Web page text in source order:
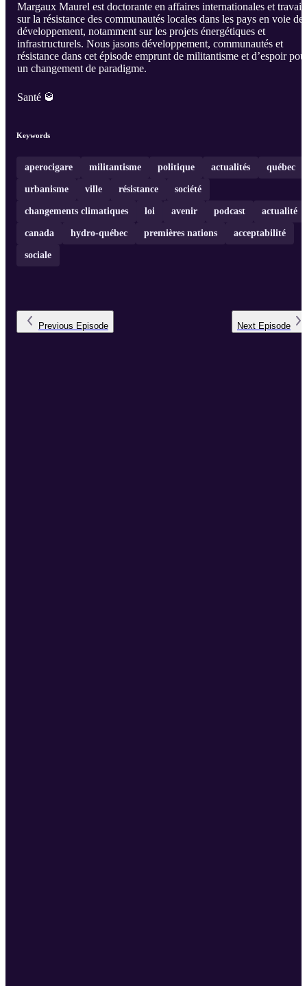
Margaux Maurel est doctorante en affaires internationales et
sur la résistance des communautés locales dans les pays en voie de
développement, notamment sur les projets énergétiques et
infrastructurels. Nous jasons développement, communautés et
résistance dans cet épisode emprunt de militantisme et d’espoir
un changement de paradigme.
Santé 🥃
Keywords
aperocigare militantisme politique actualités québec
urbanisme ville résistance société
changements climatiques loi avenir podcast actualité
canada hydro-québec premières nations acceptabilité
sociale
Previous Episode Next Episode